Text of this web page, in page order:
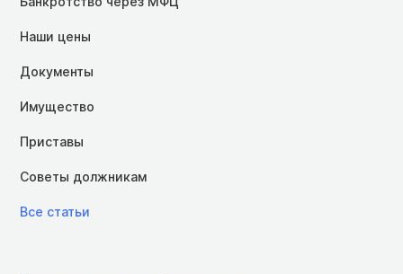
Наши цены
Документы
Имущество
Приставы
Советы должникам
Все статьи